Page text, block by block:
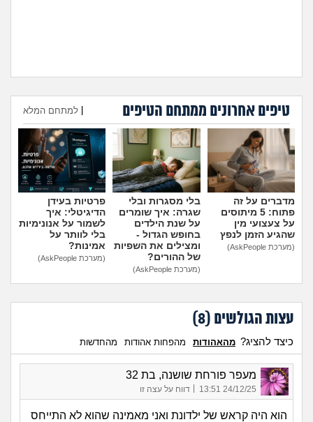
היועצת המליצה לשלוח את
הבן שלי לפנימייה, לסמוך
עליה?(אמא מודאגת, בת
35)
עומדת להיות בפנימייה ויש לי
חבר, אני יכולה להביא אותו
לחדר שלי?(פנימיסטית
לעתיד, בת 16)
טיפים אחרונים ממתחם הטיפים למתחם המלא
הוספת טיפ
מדברים על זה
פתוח: 5 מיתוסים
על צעצועי מין
שהגיע הזמן לנפץ
(מערכת AskPeople)
בלי מסגרות ובלי
שגרה: איך שומרים
על שנת הילדים
בחופש הגדול -
ומצילים את השפיות
של ההורים?
(מערכת AskPeople)
פרטיות בעידן
הדיגיטלי: איך
לשמור על אנונימיות
בלי לוותר על
אמינות?
(מערכת AskPeople)
עצות הגולשים (8
)
כיצד להציג? מהאהודות מהפחות אהודות מהחדשות
מעפר פורחת שושנה, בת 32
24/12/25 13:51
| דווח על עצה זו
הוא היה קראש של ילדונת ואני מאמינה שהוא לא התייחס